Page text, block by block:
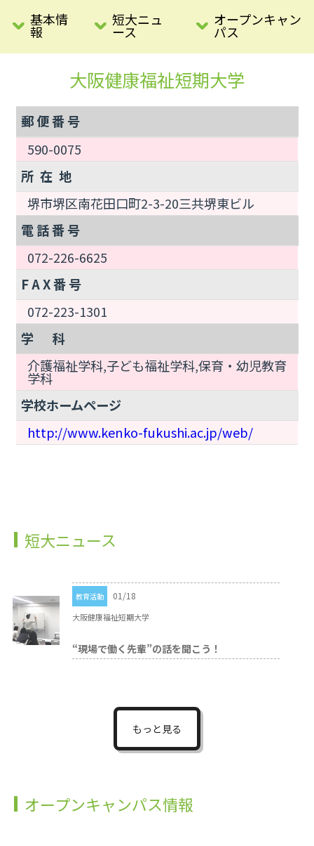
基本情
報
短大ニュ
ース
オープンキャン
パス
大阪健康福祉短期大学
郵 便 番 号
590-0075
所 在 地
堺市堺区南花田口町2-3-20三共堺東ビル
電 話 番 号
072-226-6625
F A X 番 号
072-223-1301
学 科
介護福祉学科,子ども福祉学科,保育・幼児教育
学科
学校ホームページ
http://www.kenko-fukushi.ac.jp/web/
短大ニュース
教育活動 01/18
大阪健康福祉短期大学
“現場で働く先輩”の話を聞こう！
もっと見る
オープンキャンパス情報